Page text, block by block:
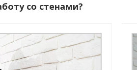
со стенами?